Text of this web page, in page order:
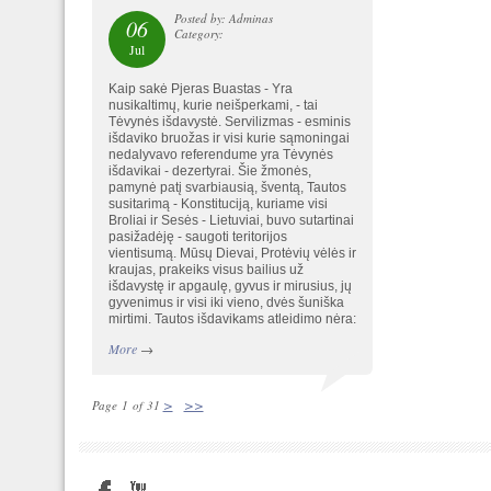
06
Jul
Posted by: Adminas
Category:
Kaip sakė Pjeras Buastas - Yra
nusikaltimų, kurie neišperkami, - tai
Tėvynės išdavystė. Servilizmas - esminis
išdaviko bruožas ir visi kurie sąmoningai
nedalyvavo referendume yra Tėvynės
išdavikai - dezertyrai. Šie žmonės,
pamynė patį svarbiausią, šventą, Tautos
susitarimą - Konstituciją, kuriame visi
Broliai ir Sesės - Lietuviai, buvo sutartinai
pasižadėję - saugoti teritorijos
vientisumą. Mūsų Dievai, Protėvių vėlės ir
kraujas, prakeiks visus bailius už
išdavystę ir apgaulę, gyvus ir mirusius, jų
gyvenimus ir visi iki vieno, dvės šuniška
mirtimi. Tautos išdavikams atleidimo nėra:
More→
Page 1 of 31 > >>